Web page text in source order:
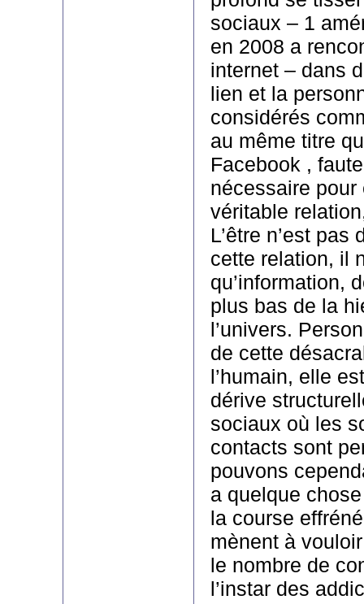
sociaux – 1
en 2008 a
internet – dans
lien et la
considérés
au même titre
Facebook ,
nécessaire pour
véritable
L’être n’est
cette relation, il
qu’information,
plus bas de la
l’univers.
de cette
l’humain, elle
dérive
sociaux où les
contacts sont
pouvons
a quelque
la course
mènent à
le nombre de
l’instar des